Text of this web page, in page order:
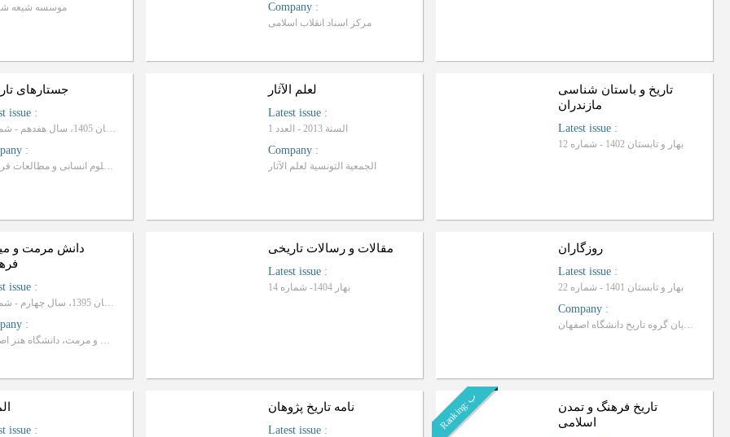
موسسه شیعه Company :
مرکز اسناد انقلاب اسلامی
جستارهای
issue :
بهار و تابستان 1405، سال هفدهم - شماره 1
:
پژوهشکده علوم انسانی و مطالعات فرهنگی
لعلم الآثار
Latest issue :
السنة 2013 - العدد 1
Company :
الجمعية التونسية لعلم الآثار
تاریخ و باستان شناسی
مازندران
Latest issue :
بهار و تابستان 1402 - شماره 12
دانش مرمت و
issue :
بهار و تابستان 1395، سال چهارم - شماره 1
:
دانشکده حفاظت و مرمت، دانشگاه هنر اصفهان
مقالات و رسالات تاریخی
Latest issue :
بهار 1404- شماره 14
روزگاران
Latest issue :
بهار و تابستان 1401 - شماره 22
Company :
انجمن علمی دانشجویان گروه تاریخ دانشگاه اصفهان
issue :
نامه تاریخ پژوهان
Latest issue : R
a
n
k
i
n
g
:ب
تاریخ فرهنگ و تمدن
اسلامی